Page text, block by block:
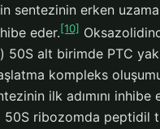
sentezinin erken uzama
eder.[10]
alt birimde PTC
kompleks
ilk adımını inhibe
50S ribozomda peptidil